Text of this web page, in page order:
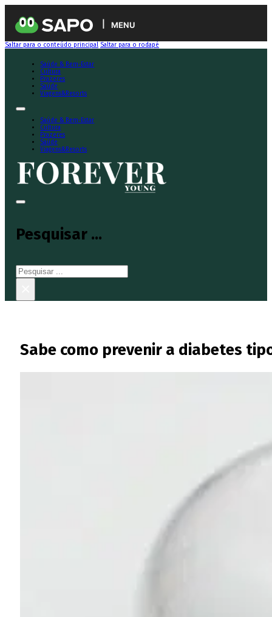
MENU
Saltar para o conteúdo principal Saltar para o rodapé
Saúde & Bem-Estar
Cultura
Prazeres
Saúde
Viagens&Resorts
Saúde & Bem-Estar
Cultura
Prazeres
Saúde
Viagens&Resorts
Pesquisar ...
Pesquisar
Sabe como prevenir a diabetes